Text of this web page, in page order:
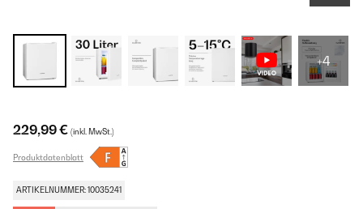
+4
229,99 € (inkl. MwSt.)
Produktdatenblatt
ARTIKELNUMMER: 10035241